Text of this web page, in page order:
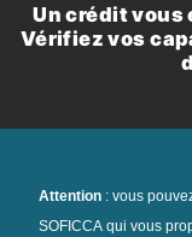
Un crédit vous
Vérifiez vos
Attention : vous
SOFICCA qui vous